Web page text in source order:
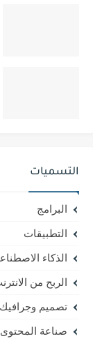
التسميات
البرامج
التطبيقات
الذكاء
الربح من
تصميم وجرافيك
صناعة المحتوى